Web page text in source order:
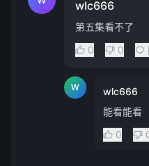
wlc666
第五集看不了
0
0
W wlc666
能看能看
0